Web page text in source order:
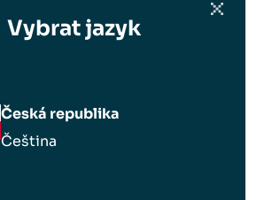
Vybrat jazyk
Česká republika
Čeština